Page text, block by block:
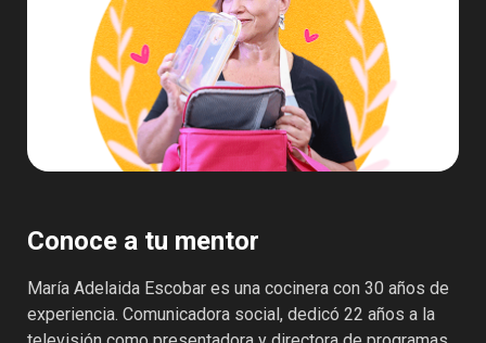
Conoce a tu mentor
María Adelaida Escobar es una cocinera con 30 años de
experiencia. Comunicadora social, dedicó 22 años a la